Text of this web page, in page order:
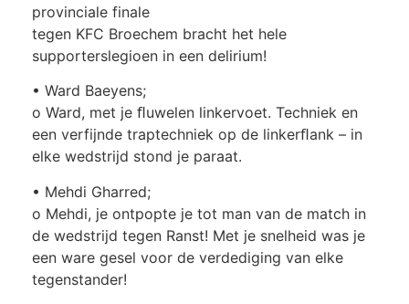
provinciale finale
tegen KFC Broechem bracht het hele
supporterslegioen in een delirium!
• Ward Baeyens;
o Ward, met je ﬂuwelen linkervoet. Techniek en
een verfijnde traptechniek op de linkerﬂank – in
elke wedstrijd stond je paraat.
• Mehdi Gharred;
o Mehdi, je ontpopte je tot man van de match in
de wedstrijd tegen Ranst! Met je snelheid was je
een ware gesel voor de verdediging van elke
tegenstander!